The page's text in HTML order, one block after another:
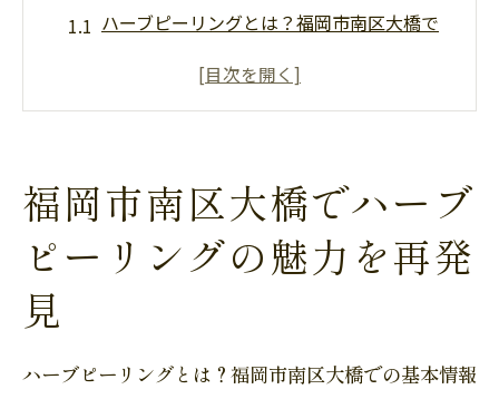
ハーブピーリングとは？福岡市南区大橋で
福岡市南区大橋で人気のサロンの特徴
福岡市南区大橋での施術体験者の声
肌タイプ別に見るハーブピーリングの選び
方
肌に優しいハーブピーリングで福岡市南区大橋
福岡市南区大橋でハーブ
ピーリングの魅力を再発
見
ハーブピーリングとは？福岡市南区大橋での基本情報